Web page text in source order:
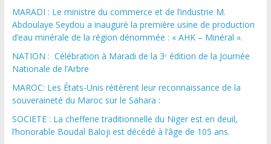
MARADI : Le ministre du commerce et de l’industrie M.
Abdoulaye Seydou a inauguré la première usine de production
d’eau minérale de la région dénommée : « AHK – Minéral ».
NATION : Célébration à Maradi de la 3ᵉ édition de la Journée
Nationale de l’Arbre
MAROC: Les États-Unis réitèrent leur reconnaissance de la
souveraineté du Maroc sur le Sahara :
SOCIETE : La chefferie traditionnelle du Niger est en deuil,
l’honorable Boudal Baloji est décédé à l’âge de 105 ans.